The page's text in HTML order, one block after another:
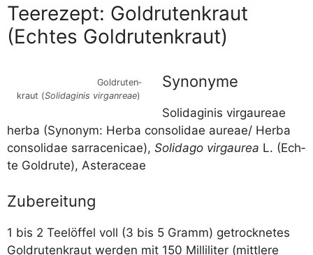
Teerezept: Goldrutenkraut
(Echtes Goldrutenkraut)
Gold­ru­ten­
kraut (Soli­da­ginis virg­an­reae)
Synonyme
Soli­da­ginis vir­gau­reae
her­ba (Syn­onym: Her­ba con­so­li­dae aureae/​ Her­ba
con­so­li­dae sar­ra­ceni­cae), Soli­da­go vir­gau­rea L. (Ech­
te Gold­ru­te), Asteraceae
Zubereitung
1 bis 2 Tee­löf­fel voll (3 bis 5 Gramm) getrock­ne­tes
Gold­ru­ten­kraut wer­den mit 150 Mil­li­li­ter (mitt­le­re